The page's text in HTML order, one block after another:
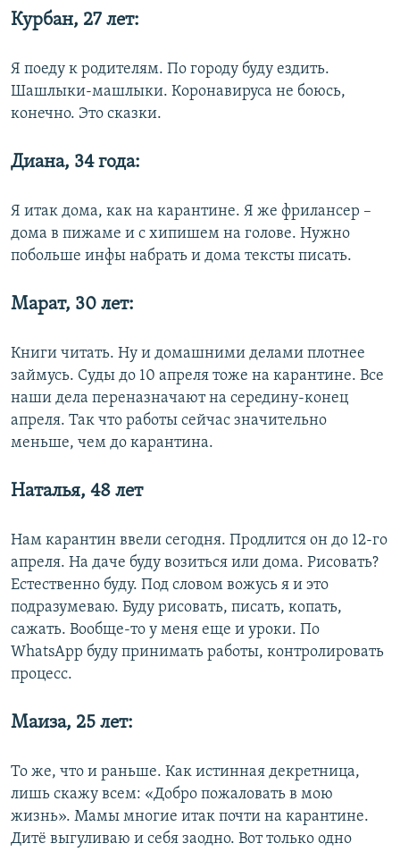
Курбан, 27 лет:
Я поеду к родителям. По городу буду ездить.
Шашлыки-машлыки. Коронавируса не боюсь,
конечно. Это сказки.
Диана, 34 года:
Я итак дома, как на карантине. Я же фрилансер –
дома в пижаме и с хипишем на голове. Нужно
побольше инфы набрать и дома тексты писать.
Марат, 30 лет:
Книги читать. Ну и домашними делами плотнее
займусь. Суды до 10 апреля тоже на карантине. Все
наши дела переназначают на середину-конец
апреля. Так что работы сейчас значительно
меньше, чем до карантина.
Наталья, 48 лет
Нам карантин ввели сегодня. Продлится он до 12-го
апреля. На даче буду возиться или дома. Рисовать?
Естественно буду. Под словом вожусь я и это
подразумеваю. Буду рисовать, писать, копать,
сажать. Вообще-то у меня еще и уроки. По
WhatsApp буду принимать работы, контролировать
процесс.
Маиза, 25 лет:
То же, что и раньше. Как истинная декретница,
лишь скажу всем: «Добро пожаловать в мою
жизнь». Мамы многие итак почти на карантине.
Дитё выгуливаю и себя заодно. Вот только одно